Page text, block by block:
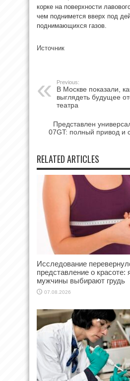
корке на поверхности
чем поднимется вверх под
поднимающихся газов.
Источник
Previous:
В Москве показали,
выглядеть будущее
театра
Представлен
07GT: полный привод и
RELATED ARTICLES
Исследование
представление о красоте:
мужчины выбирают грудь
07.08.2026